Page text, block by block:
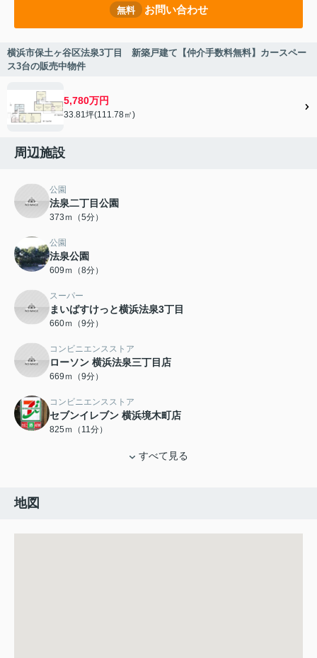
無料 お問い合わせ
横浜市保土ヶ谷区法泉3丁目 新築戸建て【仲介手数料無料】カースペー
ス3台の販売中物件
5,780万円
33.81坪(111.78㎡)
周辺施設
公園
法泉二丁目公園
373ｍ（5分）
公園
法泉公園
609ｍ（8分）
スーパー
まいばすけっと横浜法泉3丁目
660ｍ（9分）
コンビニエンスストア
ローソン 横浜法泉三丁目店
669ｍ（9分）
コンビニエンスストア
セブンイレブン 横浜境木町店
825ｍ（11分）
すべて見る
地図